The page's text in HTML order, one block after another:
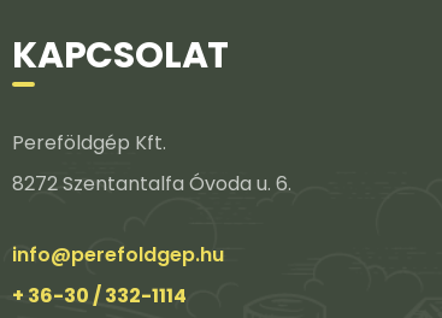
KAPCSOLAT
Pereföldgép Kft.
8272 Szentantalfa Óvoda u. 6.
info@perefoldgep.hu
+ 36-30 / 332-1114